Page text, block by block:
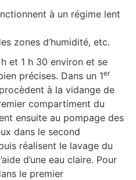
à un régime lent
zones d’humidité, etc.
et 1 h 30 environ et se
précises. Dans un 1er
à la vidange de
compartiment du
ensuite au pompage des
dans le second
réalisent le lavage du
d’une eau claire. Pour
le premier